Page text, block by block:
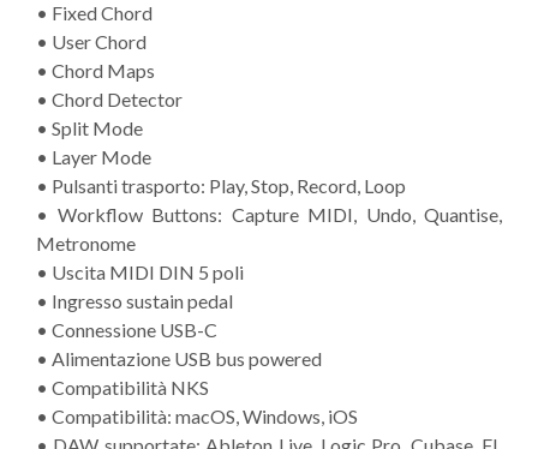
• Fixed Chord
• User Chord
• Chord Maps
• Chord Detector
• Split Mode
• Layer Mode
• Pulsanti trasporto: Play, Stop, Record, Loop
• Workflow Buttons: Capture MIDI, Undo, Quantise,
Metronome
• Uscita MIDI DIN 5 poli
• Ingresso sustain pedal
• Connessione USB-C
• Alimentazione USB bus powered
• Compatibilità NKS
• Compatibilità: macOS, Windows, iOS